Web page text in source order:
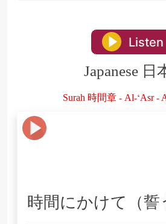
Listen
Japanese 日
Surah 時間章 - Al-‘Asr -
時間にかけて（誓